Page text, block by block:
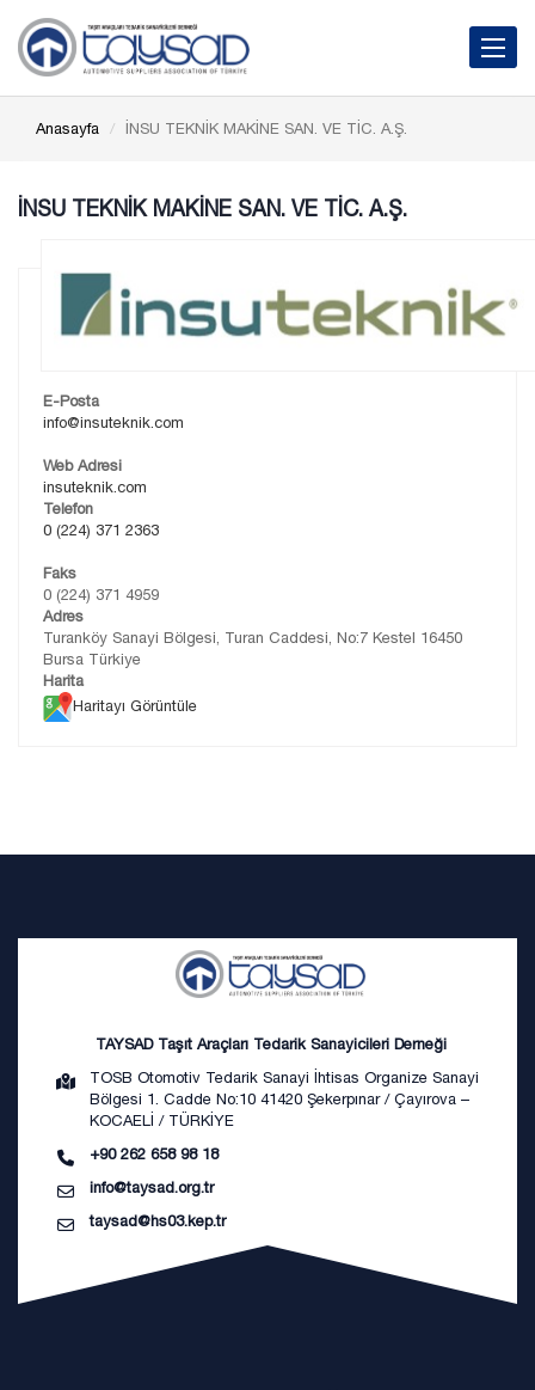
Toggle
Anasayfa İNSU TEKNİK MAKİNE SAN. VE TİC. A.Ş.
İNSU TEKNİK MAKİNE SAN. VE TİC. A.Ş.
E-Posta
info@insuteknik.com
Web Adresi
insuteknik.com
Telefon
0 (224) 371 2363
Faks
0 (224) 371 4959
Adres
Turanköy Sanayi Bölgesi, Turan Caddesi, No:7 Kestel 16450
Bursa Türkiye
Harita
Haritayı Görüntüle
TAYSAD Taşıt Araçları Tedarik Sanayicileri Derneği
TOSB Otomotiv Tedarik Sanayi İhtisas Organize Sanayi
Bölgesi 1. Cadde No:10 41420 Şekerpınar / Çayırova –
KOCAELİ / TÜRKİYE
+90 262 658 98 18
info@taysad.org.tr
taysad@hs03.kep.tr